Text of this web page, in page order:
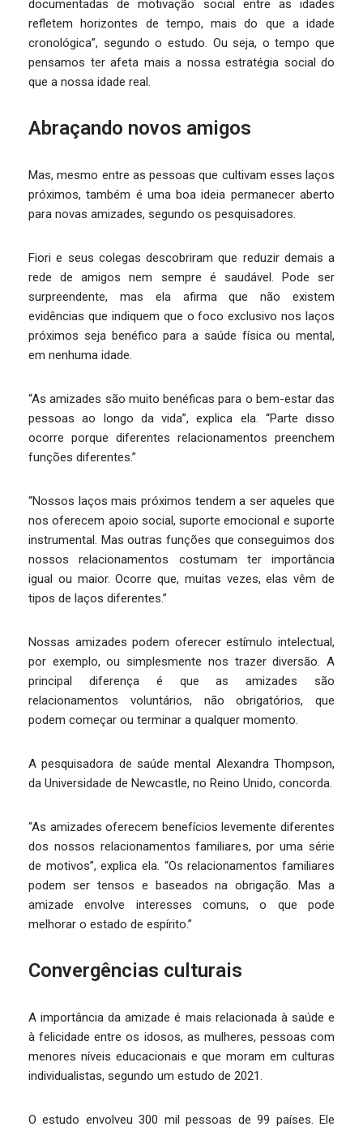
documentadas de motivação social entre as idades
refletem horizontes de tempo, mais do que a idade
cronológica”, segundo o estudo. Ou seja, o tempo que
pensamos ter afeta mais a nossa estratégia social do
que a nossa idade real.
Abraçando novos amigos
Mas, mesmo entre as pessoas que cultivam esses laços
próximos, também é uma boa ideia permanecer aberto
para novas amizades, segundo os pesquisadores.
Fiori e seus colegas descobriram que reduzir demais a
rede de amigos nem sempre é saudável. Pode ser
surpreendente, mas ela afirma que não existem
evidências que indiquem que o foco exclusivo nos laços
próximos seja benéfico para a saúde física ou mental,
em nenhuma idade.
“As amizades são muito benéficas para o bem-estar das
pessoas ao longo da vida”, explica ela. “Parte disso
ocorre porque diferentes relacionamentos preenchem
funções diferentes.”
“Nossos laços mais próximos tendem a ser aqueles que
nos oferecem apoio social, suporte emocional e suporte
instrumental. Mas outras funções que conseguimos dos
nossos relacionamentos costumam ter importância
igual ou maior. Ocorre que, muitas vezes, elas vêm de
tipos de laços diferentes.”
Nossas amizades podem oferecer estímulo intelectual,
por exemplo, ou simplesmente nos trazer diversão. A
principal diferença é que as amizades são
relacionamentos voluntários, não obrigatórios, que
podem começar ou terminar a qualquer momento.
A pesquisadora de saúde mental Alexandra Thompson,
da Universidade de Newcastle, no Reino Unido, concorda.
“As amizades oferecem benefícios levemente diferentes
dos nossos relacionamentos familiares, por uma série
de motivos”, explica ela. “Os relacionamentos familiares
podem ser tensos e baseados na obrigação. Mas a
amizade envolve interesses comuns, o que pode
melhorar o estado de espírito.”
Convergências culturais
A importância da amizade é mais relacionada à saúde e
à felicidade entre os idosos, as mulheres, pessoas com
menores níveis educacionais e que moram em culturas
individualistas, segundo um estudo de 2021.
O estudo envolveu 300 mil pessoas de 99 países. Ele